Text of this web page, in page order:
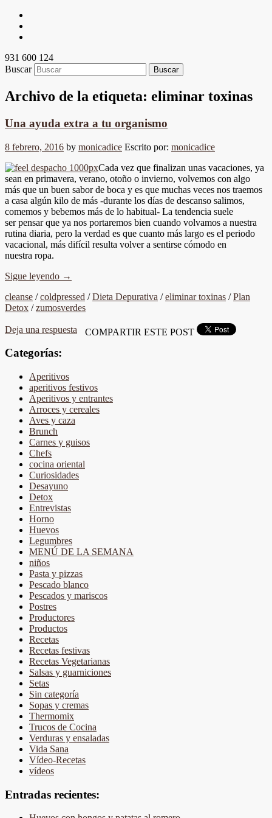
931 600 124
Buscar
Archivo de la etiqueta: eliminar toxinas
Una ayuda extra a tu organismo
8 febrero, 2016 by monicadice Escrito por: monicadice
Cada vez que finalizan unas vacaciones, ya
sean en primavera, verano, otoño o invierno, volvemos con algo
más que un buen sabor de boca y es que muchas veces nos traemos
a casa algún kilo de más -durante los días de descanso salimos,
comemos y bebemos más de lo habitual- La tendencia suele
ser pensar que ya nos portaremos bien cuando volvamos a nuestra
rutina diaria, pero la verdad es que cuanto más largo es el periodo
vacacional, más difícil resulta volver a sentirse cómodo en
nuestra ropa.
Sigue leyendo →
cleanse /coldpressed /Dieta Depurativa /eliminar toxinas /Plan
Detox /zumosverdes
Deja una respuesta COMPARTIR ESTE POST
Categorías:
Aperitivos
aperitivos festivos
Aperitivos y entrantes
Arroces y cereales
Aves y caza
Brunch
Carnes y guisos
Chefs
cocina oriental
Curiosidades
Desayuno
Detox
Entrevistas
Horno
Huevos
Legumbres
MENÚ DE LA SEMANA
niños
Pasta y pizzas
Pescado blanco
Pescados y mariscos
Postres
Productores
Productos
Recetas
Recetas festivas
Recetas Vegetarianas
Salsas y guarniciones
Setas
Sin categoría
Sopas y cremas
Thermomix
Trucos de Cocina
Verduras y ensaladas
Vida Sana
Vídeo-Recetas
vídeos
Entradas recientes: